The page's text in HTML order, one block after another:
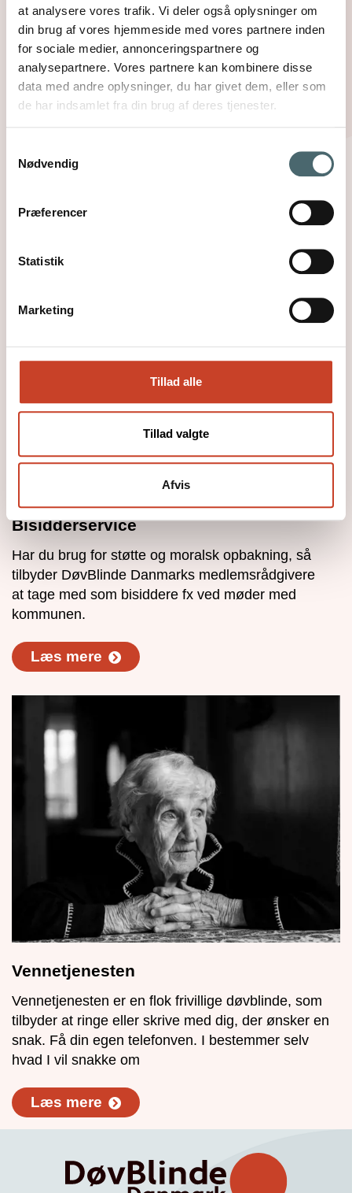
at analysere vores trafik. Vi deler også oplysninger om
din brug af vores hjemmeside med vores partnere inden
for sociale medier, annonceringspartnere og
analysepartnere. Vores partnere kan kombinere disse
data med andre oplysninger, du har givet dem, eller som
de har indsamlet fra din brug af deres tjenester.
Nødvendig
Præferencer
Statistik
Marketing
Tillad alle
Tillad valgte
Afvis
Få besøg af en medlemsrådgiver
DøvBlinde Danmarks medlemsrådgivere tilbyder
og kan hjælpe dig videre med tilværelsen, når du
rammes af syns- og hørenedsættelse
Læs mere
Bisidderservice
Har du brug for støtte og moralsk opbakning, så
tilbyder DøvBlinde Danmarks medlemsrådgivere
at tage med som bisiddere fx ved møder med
kommunen.
Læs mere
Vennetjenesten
Vennetjenesten er en flok frivillige døvblinde, som
tilbyder at ringe eller skrive med dig, der ønsker en
snak. Få din egen telefonven. I bestemmer selv
hvad I vil snakke om
Læs mere